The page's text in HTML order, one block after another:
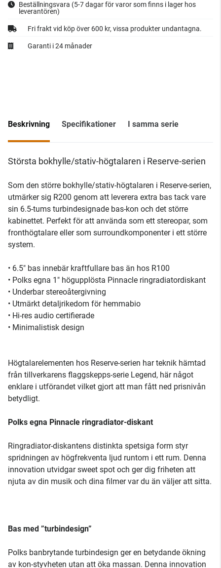
Beställningsvara (5-7 dagar för varor som finns i lager hos
leverantören)
Fri frakt vid köp över 600 kr, vissa produkter undantagna.
Garanti i 24 månader
Beskrivning Specifikationer I samma serie
Största bokhylle/stativ-högtalaren i Reserve-serien
Som den större bokhylle/stativ-högtalaren i Reserve-serien,
utmärker sig R200 genom att leverera extra bas tack vare
sin 6.5-tums turbindesignade bas-kon och det större
kabinettet. Perfekt för att använda som ett stereopar, som
fronthögtalare eller som surroundkomponenter i ett större
system.
• 6.5" bas innebär kraftfullare bas än hos R100
• Polks egna 1" högupplösta Pinnacle ringradiatordiskant
• Underbar stereoåtergivning
• Utmärkt detaljrikedom för hemmabio
• Hi-res audio certifierade
• Minimalistisk design
Högtalarelementen hos Reserve-serien har teknik hämtad
från tillverkarens flaggskepps-serie Legend, här något
enklare i utförandet vilket gjort att man fått ned prisnivån
betydligt.
Polks egna Pinnacle ringradiator-diskant
Ringradiator-diskantens distinkta spetsiga form styr
spridningen av högfrekventa ljud runtom i ett rum. Denna
innovation utvidgar sweet spot och ger dig friheten att
njuta av din musik och dina filmer var du än väljer att sitta.
Bas med ”turbindesign”
Polks banbrytande turbindesign ger en betydande ökning
av kon-styvheten utan att öka massan. Denna innovation